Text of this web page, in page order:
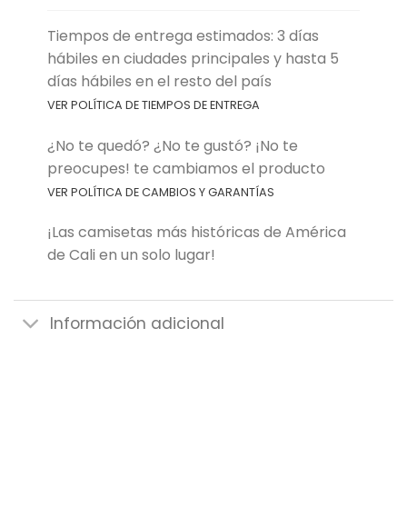
Tiempos de entrega estimados: 3 días
hábiles en ciudades principales y hasta 5
días hábiles en el resto del país
VER POLÍTICA DE TIEMPOS DE ENTREGA
¿No te quedó? ¿No te gustó? ¡No te
preocupes! te cambiamos el producto
VER POLÍTICA DE CAMBIOS Y GARANTÍAS
¡Las camisetas más históricas de América
de Cali en un solo lugar!
Información adicional